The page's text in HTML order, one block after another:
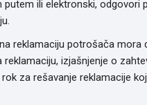
putem ili elektronski, odgovori
reklamaciju potrošača mora
reklamaciju, izjašnjenje o
za rešavanje reklamacije